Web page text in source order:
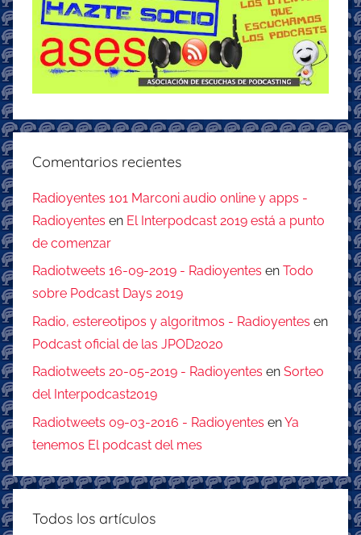
Comentarios recientes
Radioyentes 101 Marconi audio online y apps -
Radioyentes en El Interpodcast 2019 está a punto
de comenzar
Radiotweets 16-09-2019 - Radioyentes en Todo
sobre Podcast Days 2019
Radio, estereotipos y algoritmos - Radioyentes en
Podcast oficial de las JPOD2020
Radiotweets 20-05-2019 - Radioyentes en Sorteo
del Interpodcast2019
Radiotweets 09-03-2016 - Radioyentes enYa
tenemos El podcast del mes
Todos los artículos